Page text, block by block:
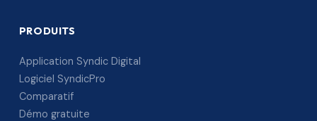
PRODUITS
Application Syndic Digital
Logiciel SyndicPro
Comparatif
Démo gratuite